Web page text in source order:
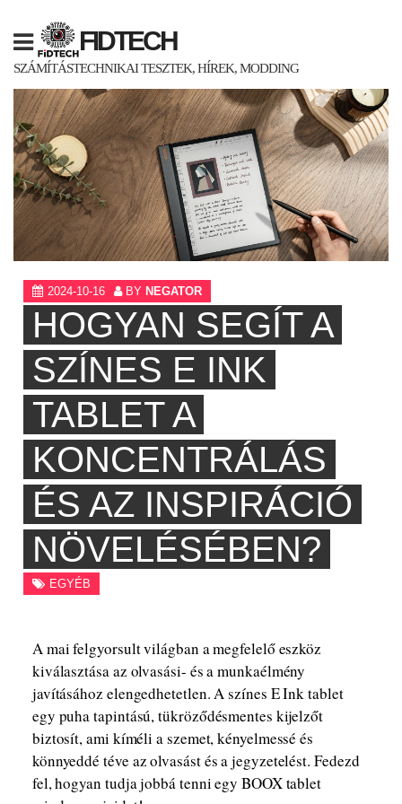
content
FIDTECH
SZÁMÍTÁSTECHNIKAI TESZTEK, HÍREK, MODDING
2024-10-16 BY NEGATOR
HOGYAN SEGÍT A
SZÍNES E INK
TABLET A
KONCENTRÁLÁS
ÉS AZ INSPIRÁCIÓ
NÖVELÉSÉBEN?
EGYÉB
A mai felgyorsult világban a megfelelő eszköz
kiválasztása az olvasási- és a munkaélmény
javításához elengedhetetlen. A színes E Ink tablet
egy puha tapintású, tükröződésmentes kijelzőt
biztosít, ami kíméli a szemet, kényelmessé és
könnyeddé téve az olvasást és a jegyzetelést. Fedezd
fel, hogyan tudja jobbá tenni egy BOOX tablet